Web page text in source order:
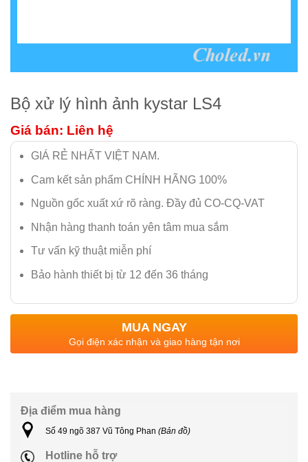
Bộ xử lý hình ảnh kystar LS4
Giá bán: Liên hệ
GIÁ RẺ NHẤT VIỆT NAM.
Cam kết sản phẩm CHÍNH HÃNG 100%
Nguồn gốc xuất xứ rõ ràng. Đầy đủ CO-CQ-VAT
Nhận hàng thanh toán yên tâm mua sắm
Tư vấn kỹ thuật miễn phí
Bảo hành thiết bị từ 12 đến 36 tháng
MUA NGAY
Gọi điện xác nhận và giao hàng tận nơi
Địa điểm mua hàng
Số 49 ngõ 387 Vũ Tông Phan (Bản đồ)
Hotline hỗ trợ